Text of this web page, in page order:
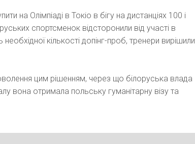
на Олімпіаді в Токіо в бігу на дистанціях 100 і
спортсменок відсторонили від участі в
кількості допінг-проб, тренери вирішили
цим рішенням, через що білоруська влада
вона отримала польську гуманітарну візу та